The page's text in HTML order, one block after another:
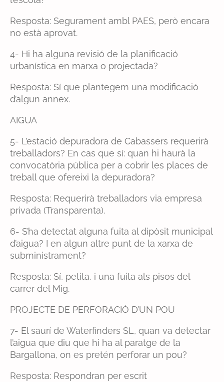
Resposta: Segurament ambl PAES, però encara
no està aprovat.
4- Hi ha alguna revisió de la planificació
urbanística en marxa o projectada?
Resposta: Sí que plantegem una modificació
d’algun annex.
AIGUA
5- L’estació depuradora de Cabassers requerirà
treballadors? En cas que sí: quan hi haurà la
convocatòria pública per a cobrir les places de
treball que ofereixi la depuradora?
Resposta: Requerirà treballadors via empresa
privada (Transparenta).
6- S’ha detectat alguna fuita al dipòsit municipal
d’aigua? I en algun altre punt de la xarxa de
subministrament?
Resposta: Sí, petita, i una fuita als pisos del
carrer del Mig.
PROJECTE DE PERFORACIÓ D’UN POU
7- El saurí de Waterfinders SL, quan va detectar
l’aigua que diu que hi ha al paratge de la
Bargallona, on es pretén perforar un pou?
Resposta: Respondran per escrit